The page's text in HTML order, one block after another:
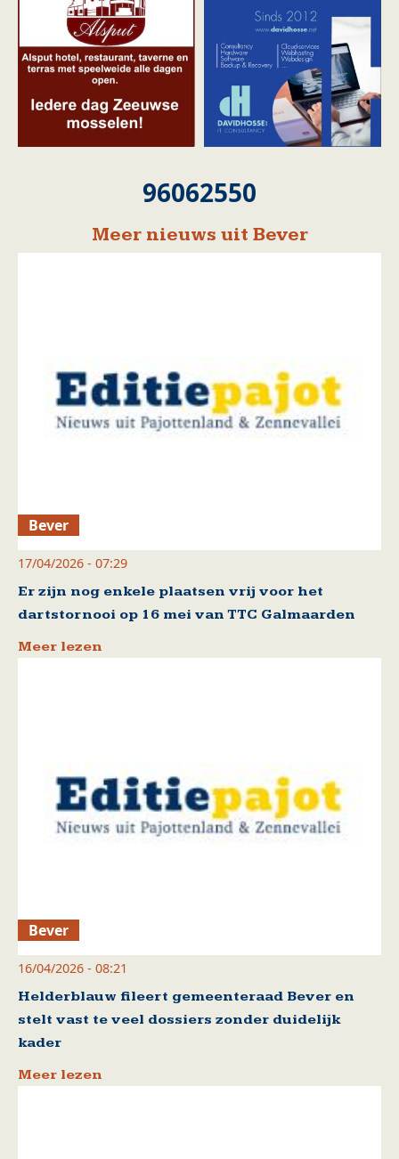
96062550
Meer nieuws uit Bever
Bever
17/04/2026 - 07:29
Er zijn nog enkele plaatsen vrij voor het
dartstornooi op 16 mei van TTC Galmaarden
Meer lezen
Bever
16/04/2026 - 08:21
Helderblauw fileert gemeenteraad Bever en
stelt vast te veel dossiers zonder duidelijk
kader
Meer lezen